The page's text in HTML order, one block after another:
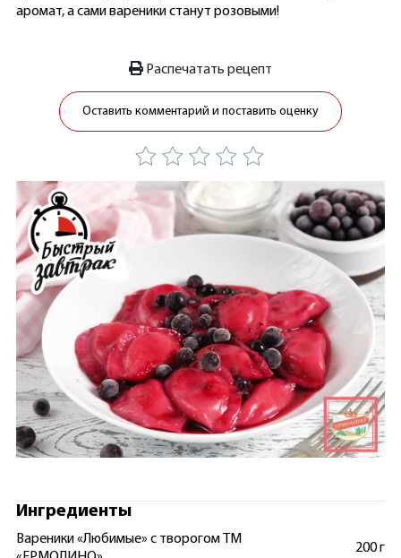
аромат, а сами вареники станут розовыми!
Распечатать рецепт
Оставить комментарий и поставить оценку
Ингредиенты
Вареники «Любимые» с творогом ТМ
200 г